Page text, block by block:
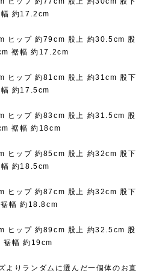
約17.2cm
ヒップ 約79cm 股上 約30.5cm 股
裾幅 約17.2cm
ヒップ 約81cm 股上 約31cm 股下
約17.5cm
ヒップ 約83cm 股上 約31.5cm 股
裾幅 約18cm
ヒップ 約85cm 股上 約32cm 股下
約18.5cm
ヒップ 約87cm 股上 約32cm 股下
幅 約18.8cm
ヒップ 約89cm 股上 約32.5cm 股
裾幅 約19cm
よりランダムに選んだ一個体のお直